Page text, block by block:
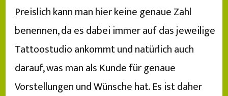
Preislich kann man hier keine genaue Zahl
benennen, da es dabei immer auf das jeweilige
Tattoostudio ankommt und natürlich auch
darauf, was man als Kunde für genaue
Vorstellungen und Wünsche hat. Es ist daher